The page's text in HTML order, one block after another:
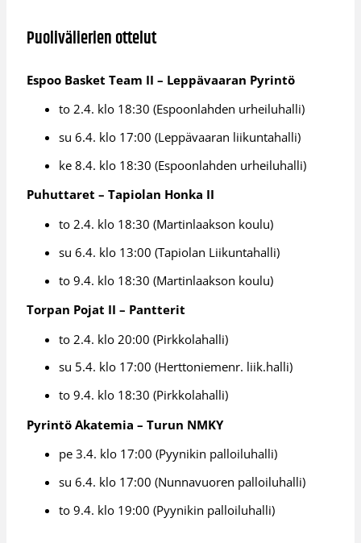
Puolivälierien ottelut
Espoo Basket Team II – Leppävaaran Pyrintö
to 2.4. klo 18:30 (Espoonlahden urheiluhalli)
su 6.4. klo 17:00 (Leppävaaran liikuntahalli)
ke 8.4. klo 18:30 (Espoonlahden urheiluhalli)
Puhuttaret – Tapiolan Honka II
to 2.4. klo 18:30 (Martinlaakson koulu)
su 6.4. klo 13:00 (Tapiolan Liikuntahalli)
to 9.4. klo 18:30 (Martinlaakson koulu)
Torpan Pojat II – Pantterit
to 2.4. klo 20:00 (Pirkkolahalli)
su 5.4. klo 17:00 (Herttoniemenr. liik.halli)
to 9.4. klo 18:30 (Pirkkolahalli)
Pyrintö Akatemia – Turun NMKY
pe 3.4. klo 17:00 (Pyynikin palloiluhalli)
su 6.4. klo 17:00 (Nunnavuoren palloiluhalli)
to 9.4. klo 19:00 (Pyynikin palloiluhalli)